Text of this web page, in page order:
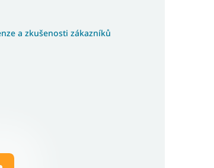
a zkušenosti zákazníků